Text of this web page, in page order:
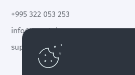
+995 322 053 253
info@cryptal.com
support@cryptal.com